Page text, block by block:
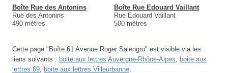
Boîte Rue des Antonins
Rue des Antonins
490 mètres
Boîte Rue Edouard Vaillant
Rue Edouard Vaillant
500 mètres
Cette page "Boîte 61 Avenue Roger Salengro" est visible via les
liens suivants : boite aux lettres Auvergne-Rhône-Alpes, boite aux
lettres 69, boite aux lettres Villeurbanne.